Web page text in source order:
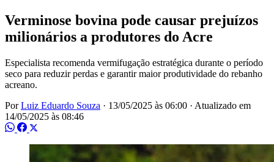
Verminose bovina pode causar prejuízos
milionários a produtores do Acre
Especialista recomenda vermifugação estratégica durante o período
seco para reduzir perdas e garantir maior produtividade do rebanho
acreano.
PorLuiz Eduardo Souza · 13/05/2025 às 06:00 · Atualizado em
14/05/2025 às 08:46